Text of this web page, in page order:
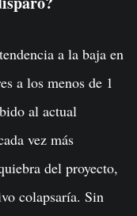
a la baja en
a los menos de 1
al actual
vez más
del proyecto,
colapsaría. Sin